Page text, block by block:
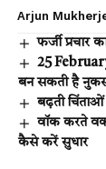
Arjun
फर्जी प्रचार
25
बन सकती है
बढ़ती चिंताओं
वॉक करते
कैसे करें सुधार